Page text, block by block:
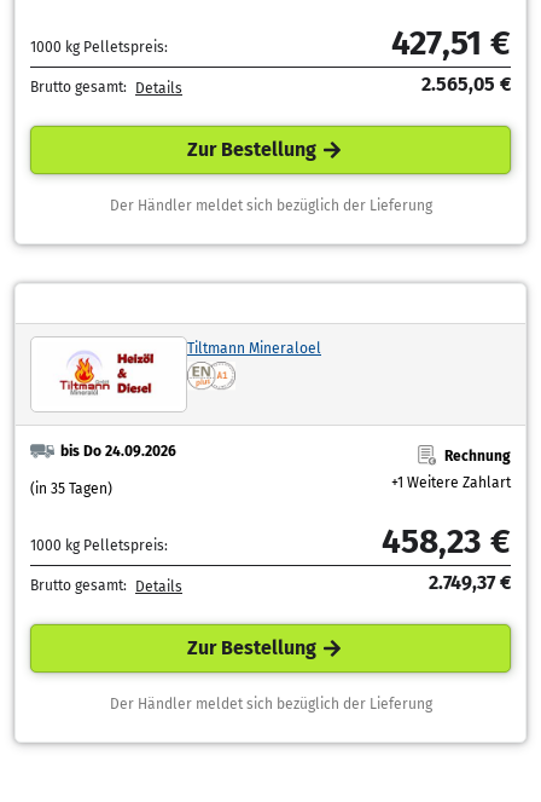
1000 kg Pelletspreis: 427,51 €
Brutto gesamt: Details 2.565,05 €
Zur Bestellung
Der Händler meldet sich bezüglich der Lieferung
Tiltmann Mineraloel
bis Do 24.09.2026
(in 35 Tagen)
Rechnung
+1 Weitere Zahlart
1000 kg Pelletspreis: 458,23 €
Brutto gesamt: Details 2.749,37 €
Zur Bestellung
Der Händler meldet sich bezüglich der Lieferung